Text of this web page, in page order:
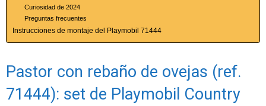
Curiosidad de 2024
Preguntas frecuentes
Instrucciones de montaje del Playmobil 71444
Pastor con rebaño de ovejas (ref.
71444): set de Playmobil Country